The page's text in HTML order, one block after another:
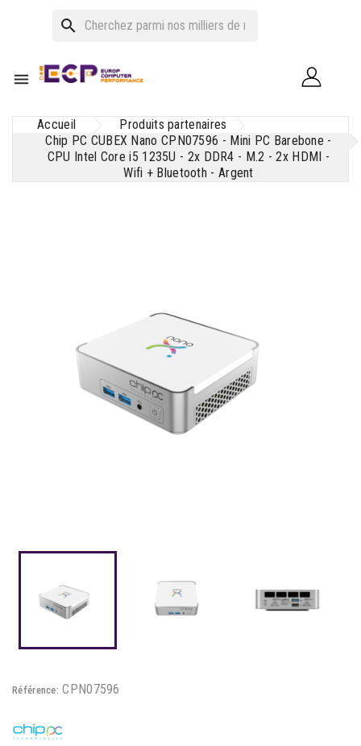
search

Accueil
Produits partenaires
Chip PC CUBEX Nano CPN07596 - Mini PC Barebone -
CPU Intel Core i5 1235U - 2x DDR4 - M.2 - 2x HDMI -
Wifi + Bluetooth - Argent
Référence: CPN07596